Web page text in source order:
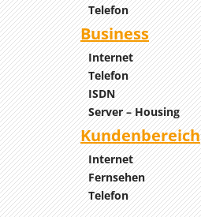
Telefon
Business
Internet
Telefon
ISDN
Server – Housing
Kundenbereich
Internet
Fernsehen
Telefon